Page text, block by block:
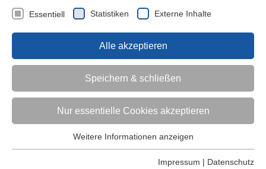
Kinder (0-6)
Grundschulkinder
Jugendliche
Essentiell Statistiken Externe Inhalte
Alle akzeptieren
Speichern & schließen
Nur essentielle Cookies akzeptieren
Essentielle Cookies werden für grundlegende Funktionen der
Weitere Informationen anzeigen
Impressum | Datenschutz